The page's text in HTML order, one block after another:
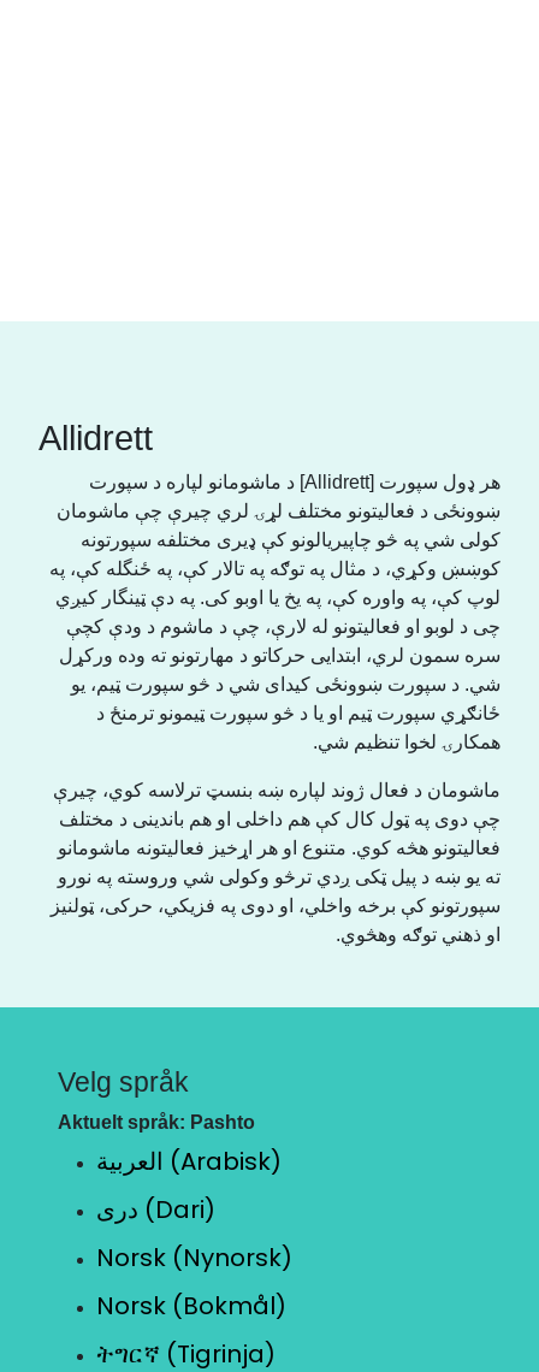
Allidrett
هر ډول سپورت [Allidrett] د ماشومانو لپاره د سپورت
ښوونځی د فعالیتونو مختلف لړۍ لري چیرې چې ماشومان
کولی شي په څو چاپیریالونو کې ډیری مختلفه سپورتونه
کوښښ وکړي، د مثال په توګه په تالار کې، په ځنگله کې، په
لوپ کې، په واوره کې، په یخ یا اوبو کی. په دې ټینگار کیږي
چی د لوبو او فعالیتونو له لارې، چې د ماشوم د ودې کچې
سره سمون لري، ابتدایی حرکاتو د مهارتونو ته وده ورکړل
شي. د سپورت ښوونځی کیدای شي د څو سپورت ټیم، یو
ځانګړي سپورت ټیم او یا د څو سپورت ټیمونو ترمنځ د
همکارۍ لخوا تنظیم شي.
ماشومان د فعال ژوند لپاره ښه بنسټ ترلاسه کوي، چیرې
چې دوی په ټول کال کې هم داخلی او هم باندینی د مختلف
فعالیتونو هڅه کوي. متنوع او هر اړخیز فعالیتونه ماشومانو
ته یو ښه د پیل ټکی ږدي ترڅو وکولی شي وروسته په نورو
سپورتونو کې برخه واخلي، او دوی په فزیکي، حرکی، ټولنیز
او ذهني توګه وهڅوي.
Velg språk
Aktuelt språk: Pashto
العربية (Arabisk)
دری (Dari)
Norsk (Nynorsk)
Norsk (Bokmål)
ትግርኛ (Tigrinja)